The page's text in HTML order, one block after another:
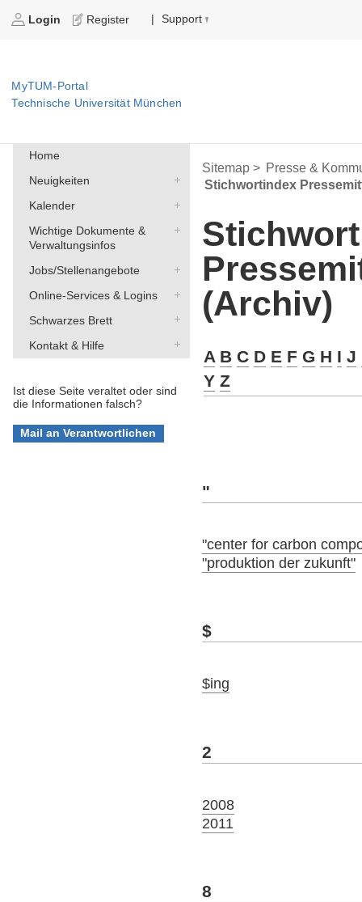
Login Register | Support
MyTUM-Portal
Technische Universität München
Home
Neuigkeiten
Kalender
Wichtige Dokumente &
Verwaltungsinfos
Jobs/Stellenangebote
Online-Services & Logins
Schwarzes Brett
Kontakt & Hilfe
Ist diese Seite veraltet oder sind
die Informationen falsch?
Sitemap > Presse &
Stichwortindex
(Archiv)
A B C D E F G H I J
Y Z
"
"center for carbon
"produktion der zukunft"
$
$ing
2
2008
2011
8